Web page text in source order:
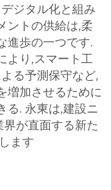
ジタル化と組み
ントの供給は,柔
進歩の一つです.
より,スマート工
る予測保守など,
増加させるために
る. 永東は,建設ニ
が直面する新た
ます